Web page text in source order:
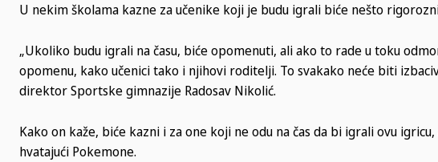
U nekim školama kazne za učenike koji je budu igrali biće nešto
„Ukoliko budu igrali na času, biće opomenuti, ali ako to rade u toku
opomenu, kako učenici tako i njihovi roditelji. To svakako neće biti
direktor Sportske gimnazije Radosav Nikolić.
Kako on kaže, biće kazni i za one koji ne odu na čas da bi igrali ovu
hvatajući Pokemone.